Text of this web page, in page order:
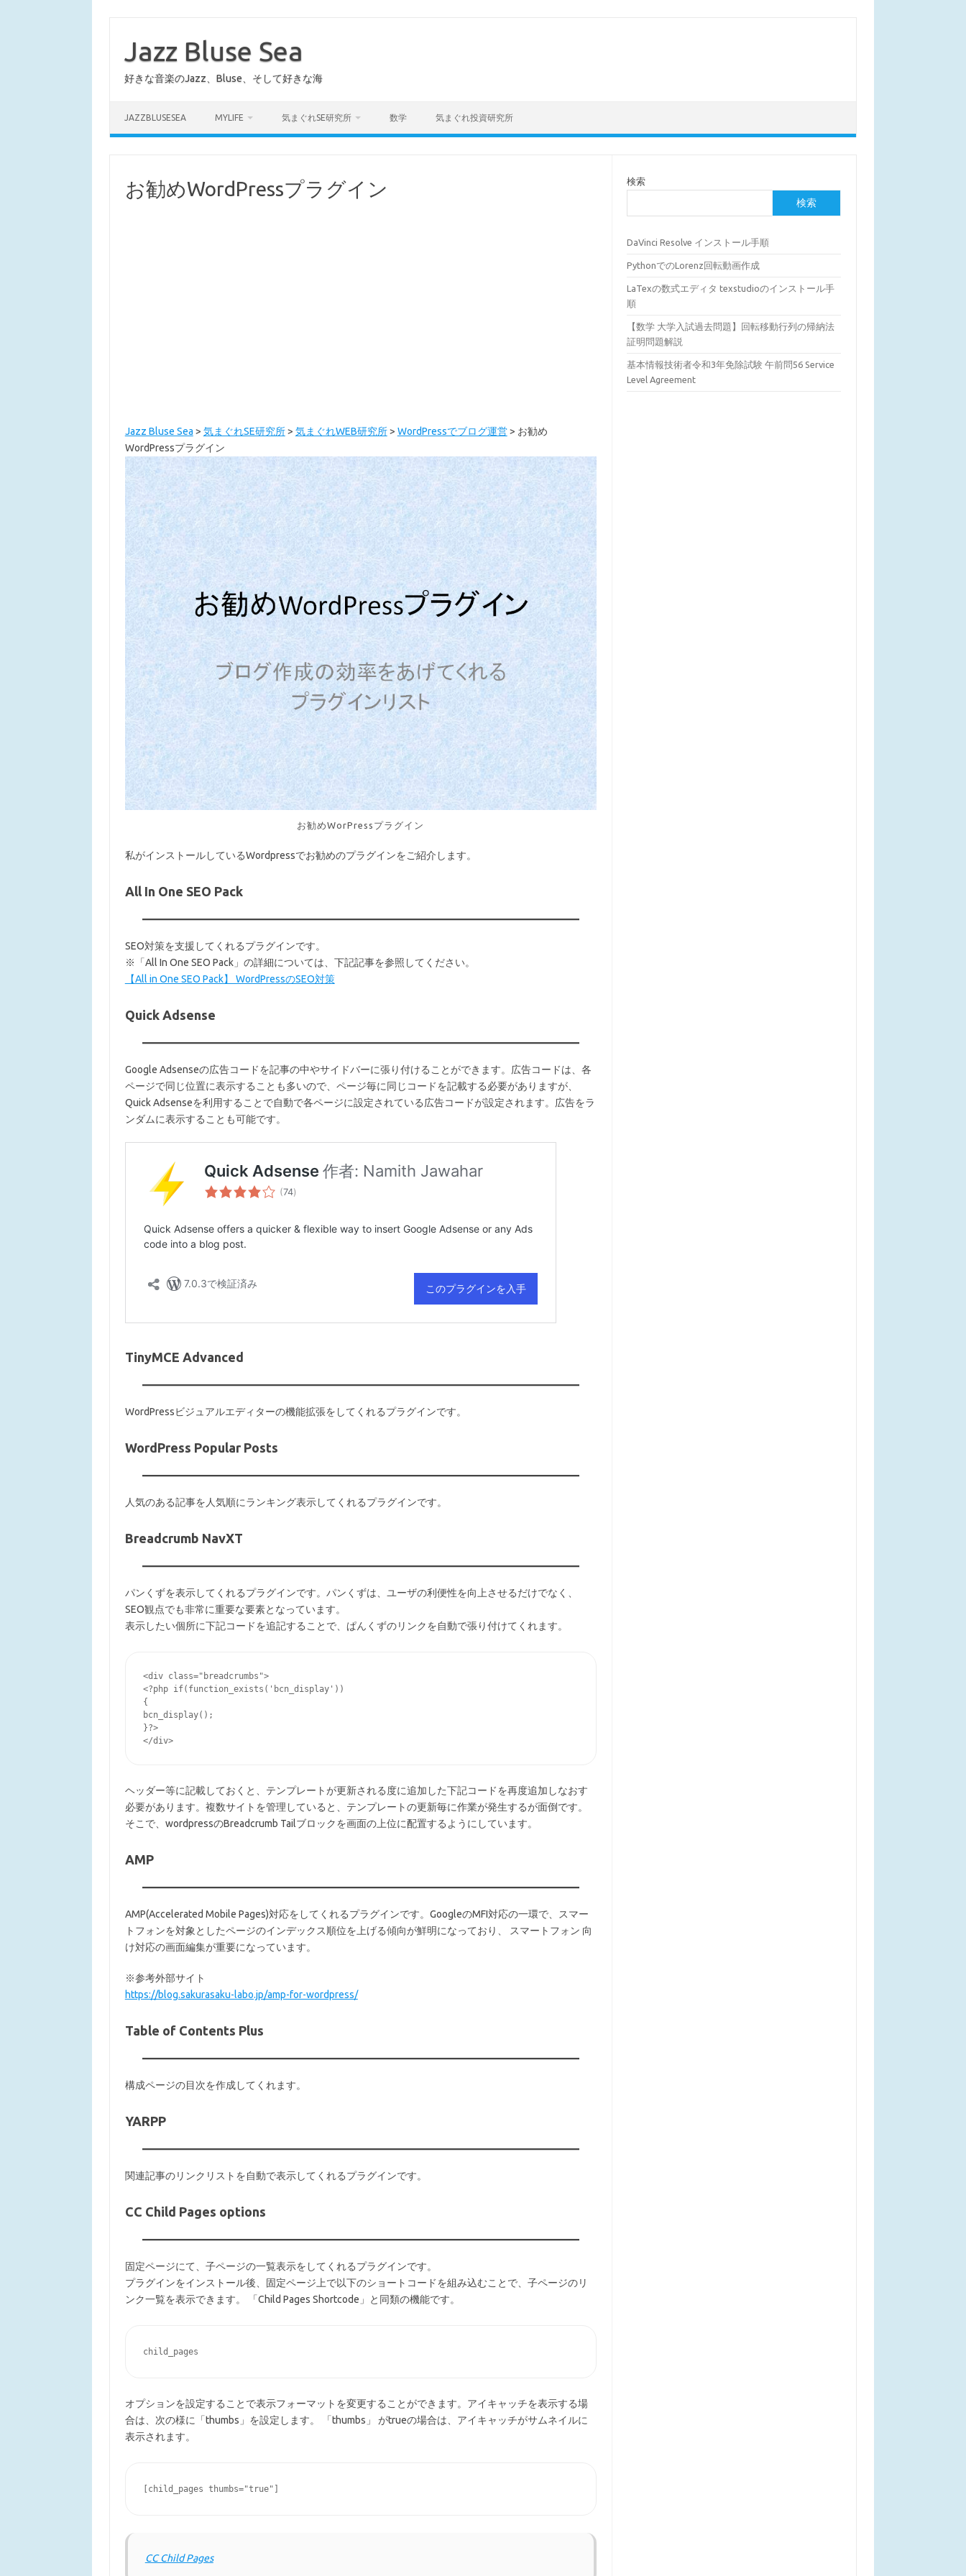
Jazz Bluse Sea
好きな音楽のJazz、Bluse、そして好きな海
JAZZBLUSESEA MYLIFE 気まぐれSE研究所 数学 気まぐれ投資研究所
お勧めWordPressプラグイン
Jazz Bluse Sea > 気まぐれSE研究所> 気まぐれWEB研究所> WordPressでブログ運営> お勧め
WordPressプラグイン
お勧めWorPressプラグイン
私がインストールしているWordpressでお勧めのプラグインをご紹介します。
All In One SEO Pack
SEO対策を支援してくれるプラグインです。
※「All In One SEO Pack」の詳細については、下記記事を参照してください。
【All in One SEO Pack】 WordPressのSEO対策
Quick Adsense
Google Adsenseの広告コードを記事の中やサイドバーに張り付けることができます。広告コードは、各
ページで同じ位置に表示することも多いので、ページ毎に同じコードを記載する必要がありますが、
Quick Adsenseを利用することで自動で各ページに設定されている広告コードが設定されます。広告をラ
ンダムに表示することも可能です。
TinyMCE Advanced
WordPressビジュアルエディターの機能拡張をしてくれるプラグインです。
WordPress Popular Posts
人気のある記事を人気順にランキング表示してくれるプラグインです。
Breadcrumb NavXT
パンくずを表示してくれるプラグインです。パンくずは、ユーザの利便性を向上させるだけでなく、
SEO観点でも非常に重要な要素となっています。
表示したい個所に下記コードを追記することで、ぱんくずのリンクを自動で張り付けてくれます。
<div class="breadcrumbs">
<?php if(function_exists('bcn_display'))
{
bcn_display();
}?>
</div>
ヘッダー等に記載しておくと、テンプレートが更新される度に追加した下記コードを再度追加しなおす
必要があります。複数サイトを管理していると、テンプレートの更新毎に作業が発生するが面倒です。
そこで、wordpressのBreadcrumb Tailブロックを画面の上位に配置するようにしています。
AMP
AMP(Accelerated Mobile Pages)対応をしてくれるプラグインです。GoogleのMFI対応の一環で、スマー
トフォンを対象としたページのインデックス順位を上げる傾向が鮮明になっており、 スマートフォン 向
け対応の画面編集が重要になっています。
※参考外部サイト
https://blog.sakurasaku-labo.jp/amp-for-wordpress/
Table of Contents Plus
構成ページの目次を作成してくれます。
YARPP
関連記事のリンクリストを自動で表示してくれるプラグインです。
CC Child Pages options
固定ページにて、子ページの一覧表示をしてくれるプラグインです。
プラグインをインストール後、固定ページ上で以下のショートコードを組み込むことで、子ページのリ
ンク一覧を表示できます。 「Child Pages Shortcode」と同類の機能です。
child_pages
オプションを設定することで表示フォーマットを変更することができます。アイキャッチを表示する場
合は、次の様に「thumbs」を設定します。 「thumbs」 がtrueの場合は、アイキャッチがサムネイルに
表示されます。
[child_pages thumbs="true"]
CC Child Pages
検索
検索
DaVinci Resolve インストール手順
PythonでのLorenz回転動画作成
LaTexの数式エディタ texstudioのインストール手
順
【数学 大学入試過去問題】回転移動行列の帰納法
証明問題解説
基本情報技術者令和3年免除試験 午前問56 Service
Level Agreement